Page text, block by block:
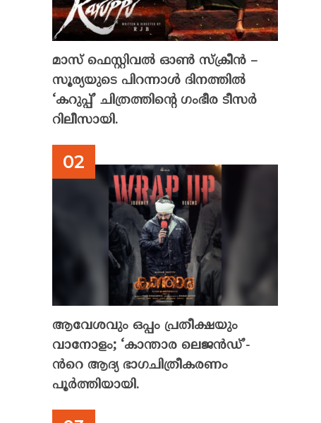
മാസ് ഫെസ്റ്റിവൽ ഓൺ സ്‌ക്രീൻ –
സൂര്യയുടെ പിറന്നാൾ ദിനത്തിൽ
‘കറുപ്പ്’ ചിത്രത്തിന്റെ ഗംഭീര ടീസർ
റിലീസായി.
ആവേശവും ഒപ്പം പ്രതീക്ഷയും
വാനോളം; ‘കാന്താര ലെജൻഡ്’-
ൻറെ ആദ്യ ഭാഗചിത്രീകരണം
പൂർത്തിയായി.